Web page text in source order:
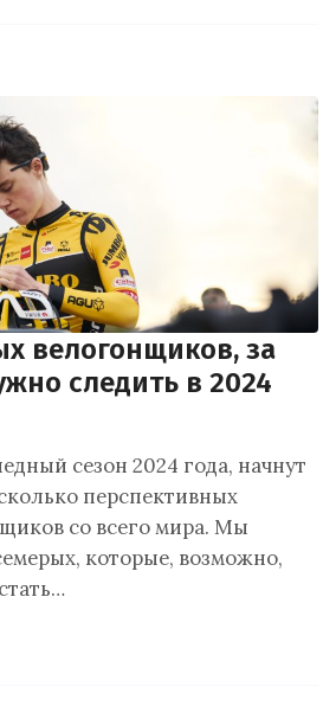
велогонщиков, за
следить в 2024
сезон 2024 года, начнут
перспективных
со всего мира. Мы
которые, возможно,